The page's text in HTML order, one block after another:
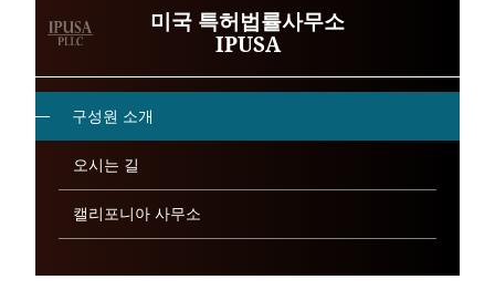
미국 특허법률사무소
IPUSA
구성원 소개
오시는 길
캘리포니아 사무소